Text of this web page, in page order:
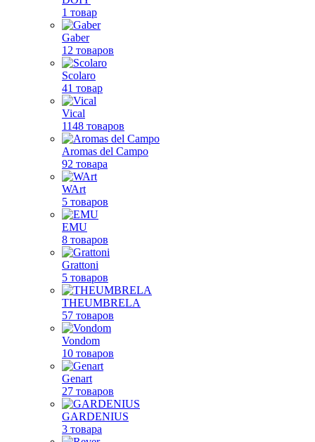
1 товар
Gaber
12 товаров
Scolaro
41 товар
Vical
1148 товаров
Aromas del Campo
92 товара
WArt
5 товаров
EMU
8 товаров
Grattoni
5 товаров
THEUMBRELA
57 товаров
Vondom
10 товаров
Genart
27 товаров
GARDENIUS
3 товара